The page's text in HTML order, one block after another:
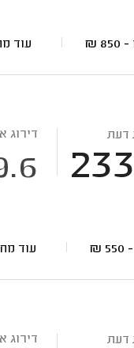
₪ עוד
דעת דירוג
₪ עוד
דעת דירוג